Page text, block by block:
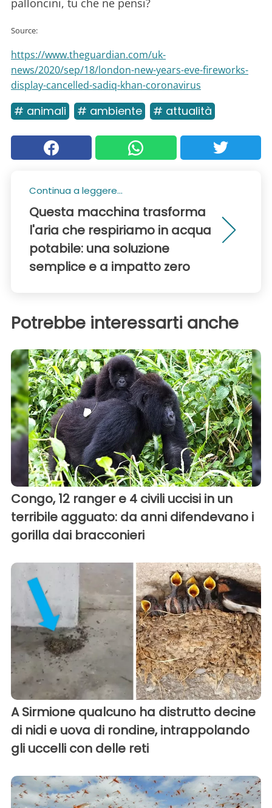
palloncini, tu che ne pensi?
Source:
https://www.theguardian.com/uk-
news/2020/sep/18/london-new-years-eve-fireworks-
display-cancelled-sadiq-khan-coronavirus
# animali # ambiente # attualità
Continua a leggere...
Questa macchina trasforma
l'aria che respiriamo in acqua
potabile: una soluzione
semplice e a impatto zero
Potrebbe interessarti anche
Congo, 12 ranger e 4 civili uccisi in un
terribile agguato: da anni difendevano i
gorilla dai bracconieri
A Sirmione qualcuno ha distrutto decine
di nidi e uova di rondine, intrappolando
gli uccelli con delle reti